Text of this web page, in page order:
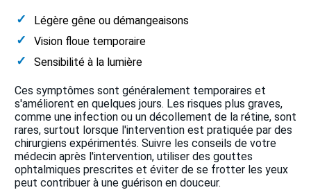
Légère gêne ou démangeaisons
Vision floue temporaire
Sensibilité à la lumière
Ces symptômes sont généralement temporaires et
s'améliorent en quelques jours. Les risques plus graves,
comme une infection ou un décollement de la rétine, sont
rares, surtout lorsque l'intervention est pratiquée par des
chirurgiens expérimentés. Suivre les conseils de votre
médecin après l'intervention, utiliser des gouttes
ophtalmiques prescrites et éviter de se frotter les yeux
peut contribuer à une guérison en douceur.